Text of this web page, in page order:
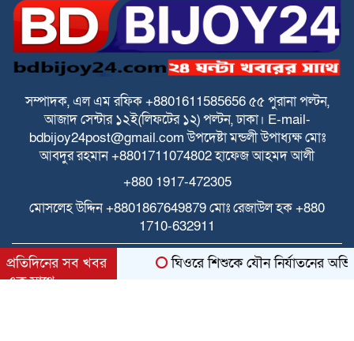
স্বতন্ত্র ইবতেদায়ি মাদ্রাসার বেতন বন্ধের চক্রান্ত
ও মিথ্যা মামলার বিরুদ্ধে তীব্র প্রতিবাদ ও
ঘিওরে বালিয়াখোড়া ইউনিয়নের ৩নং ওয়ার্ডের
নির্বাচনে দুর্নীতির অভিযোগ
স্বতন্ত্র ইবতেদায়ি মাদ্রাসা জাতীয়করণ/
এমপিওভুক্তির দাবিতে শিক্ষামন্ত্রীর কাছে
স্মারকলিপি
আনন্দ টিভির সাংবাদিকে মারধরের অভিযোগ
সম্পাদক, এল এম রফিক +8801611585656৫৫ পুরানা পল্টন,
আজাদ সেন্টার ১২ই(লিফটের ১২) পল্টন, ঢাকা। E-mail-
bdbijoy24post@gmail.comউপদেষ্টা মন্ডলীউপাধ্যক্ষ মোঃ
আবদুর রহমান +8801711074802হাফেজ আহমদ আলী
+880 1917-472305
মোসলেহ উদ্দিন +8801867649879মোঃ রেজাউল হক+880
1710-632911
All rights reserved © 2025 Themes Created by
প্রতিদিনের সব খবর
এক সাথে
ঘিওরে শিশুকে যৌন নির্যাতনের